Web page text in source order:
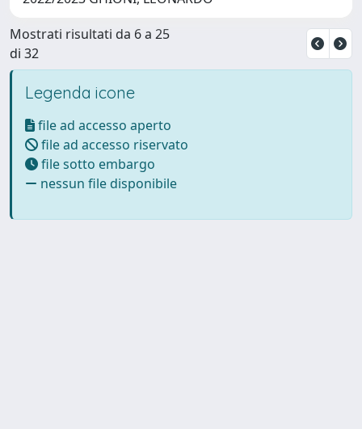
Mostrati risultati da 6 a 25
di 32
Legenda icone
file ad accesso aperto
file ad accesso riservato
file sotto embargo
nessun file disponibile